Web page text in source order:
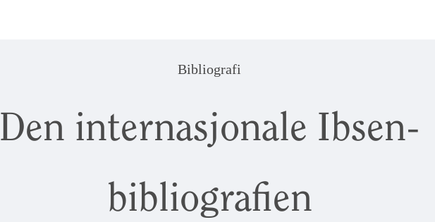
Bibliografi
Den internasjonale Ibsen-
bibliografien